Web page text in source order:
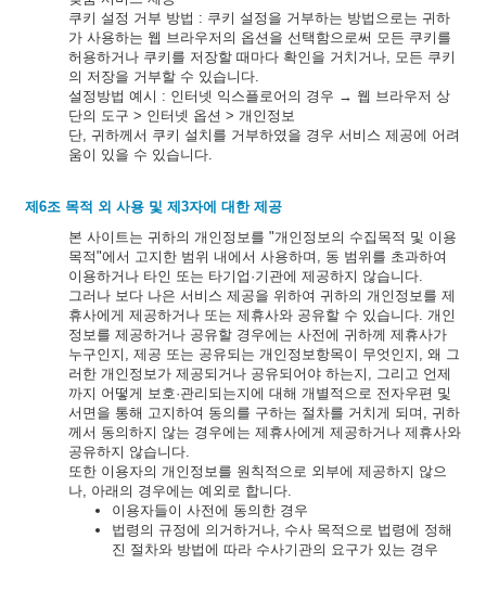
쿠키 설정 거부 방법 : 쿠키 설정을 거부하는 방법으로는 귀하
가 사용하는 웹 브라우저의 옵션을 선택함으로써 모든 쿠키를
허용하거나 쿠키를 저장할 때마다 확인을 거치거나, 모든 쿠키
의 저장을 거부할 수 있습니다.
설정방법 예시 : 인터넷 익스플로어의 경우 → 웹 브라우저 상
단의 도구 > 인터넷 옵션 > 개인정보
단, 귀하께서 쿠키 설치를 거부하였을 경우 서비스 제공에 어려
움이 있을 수 있습니다.
제6조 목적 외 사용 및 제3자에 대한 제공
본 사이트는 귀하의 개인정보를 "개인정보의 수집목적 및 이용
목적"에서 고지한 범위 내에서 사용하며, 동 범위를 초과하여
이용하거나 타인 또는 타기업·기관에 제공하지 않습니다.
그러나 보다 나은 서비스 제공을 위하여 귀하의 개인정보를 제
휴사에게 제공하거나 또는 제휴사와 공유할 수 있습니다. 개인
정보를 제공하거나 공유할 경우에는 사전에 귀하께 제휴사가
누구인지, 제공 또는 공유되는 개인정보항목이 무엇인지, 왜 그
러한 개인정보가 제공되거나 공유되어야 하는지, 그리고 언제
까지 어떻게 보호·관리되는지에 대해 개별적으로 전자우편 및
서면을 통해 고지하여 동의를 구하는 절차를 거치게 되며, 귀하
께서 동의하지 않는 경우에는 제휴사에게 제공하거나 제휴사와
공유하지 않습니다.
또한 이용자의 개인정보를 원칙적으로 외부에 제공하지 않으
나, 아래의 경우에는 예외로 합니다.
이용자들이 사전에 동의한 경우
법령의 규정에 의거하거나, 수사 목적으로 법령에 정해
진 절차와 방법에 따라 수사기관의 요구가 있는 경우